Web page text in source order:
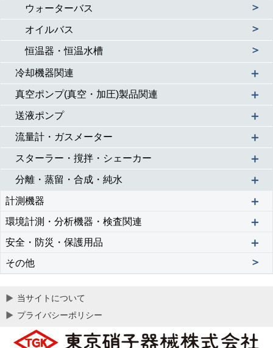
ウォーターバス ＞
オイルバス ＞
恒温器・恒温水槽 ＞
冷却機器関連 ＋
真空ポンプ(真空・加圧)製品関連 ＋
送液ポンプ ＋
流量計・ガスメーター ＋
スターラー・撹拌・シェーカー ＋
分離・蒸留・合成・純水 ＋
計測機器 ＋
環境計測・分析機器・検査関連 ＋
安全・防災・保護用品 ＋
その他 ＞
当サイトについて
プライバシーポリシー